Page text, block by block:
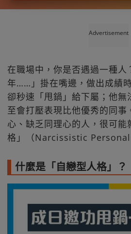
Advertisement
在職場中，你是否遇過一種人
年……」掛在嘴邊，做出成績
卻秒速「甩鍋」給下屬；他無
至會打壓表現比他優秀的同事
心、缺乏同理心的人，很可能
格」（Narcissistic
什麼是「自戀型人格」？